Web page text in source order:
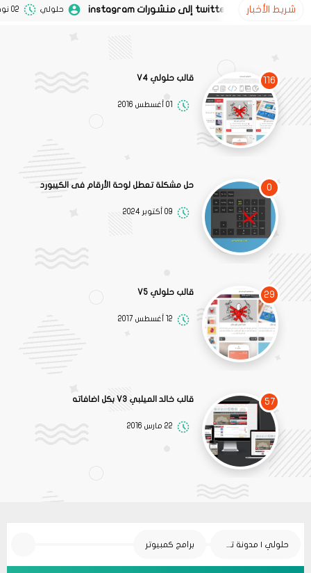
شريط الأخبار حلولي 02 نوفمبر 2020
116 قالب حلولي V4
01 أغسطس 2016
0 حل مشكلة تعطل لوحة الأرقام فى الكيبورد
09 أكتوبر 2024
29 قالب حلولي V5
12 أغسطس 2017
57 قالب خالد الميلبي V3 بكل اضافاته
22 مارس 2016
حلولي | مدونة تقنية برامج كمبيوتر